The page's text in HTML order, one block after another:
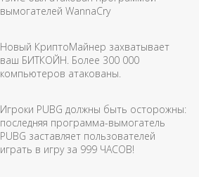
вымогателей WannaCry
Новый КриптоМайнер захватывает
ваш БИТКОЙН. Более 300 000
компьютеров атакованы.
Игроки PUBG должны быть осторожны:
последняя программа-вымогатель
PUBG заставляет пользователей
играть в игру за 999 ЧАСОВ!